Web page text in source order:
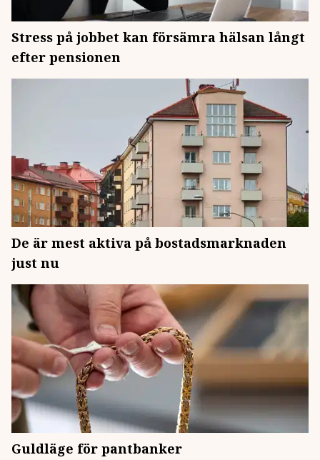
Stress på jobbet kan försämra hälsan långt
efter pensionen
De är mest aktiva på bostadsmarknaden
just nu
Guldläge för pantbanker